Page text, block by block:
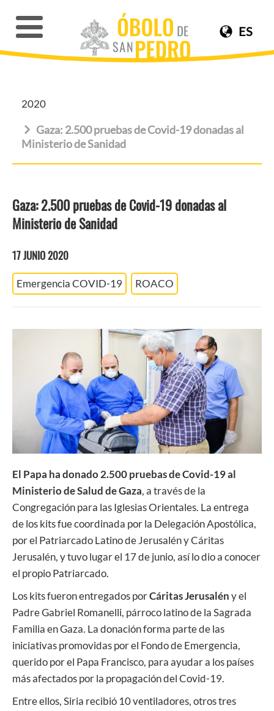
ES
2020
Gaza: 2.500 pruebas de Covid-19 donadas al
Ministerio de Sanidad
Gaza: 2.500 pruebas de Covid-19 donadas al
Ministerio de Sanidad
17 JUNIO 2020
Emergencia COVID-19 ROACO
El Papa ha donado 2.500 pruebas de Covid-19 al
Ministerio de Salud de Gaza, a través de la
Congregación para las Iglesias Orientales. La entrega
de los kits fue coordinada por la Delegación Apostólica,
por el Patriarcado Latino de Jerusalén y Cáritas
Jerusalén, y tuvo lugar el 17 de junio, así lo dio a conocer
el propio Patriarcado.
Los kits fueron entregados porCáritas Jerusalén y el
Padre Gabriel Romanelli, párroco latino de la Sagrada
Familia en Gaza. La donación forma parte de las
iniciativas promovidas por el Fondo de Emergencia,
querido por el Papa Francisco, para ayudar a los países
más afectados por la propagación del Covid-19.
Entre ellos, Siria recibió 10 ventiladores, otros tres